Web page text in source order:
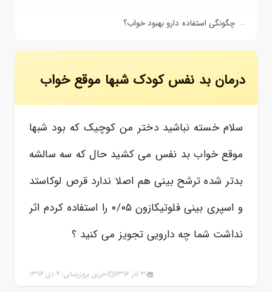
چگونگی استفاده دارو بهبود خواب؟
درمان بد نفس کودک شبها موقع خواب
سلام خسته نباشید دختر من کوچیک که بود شبها
موقع خواب بد نفس می کشید حال که سه سالشه
بدتر شده ترشح بینی هم اصلا ندارد قرص لوکاستد
و اسپری بینی فلوتیکازون ۰/۰۵ را استفاده کردم اثر
نداشت شما چه دارویی تجویز می کنید ؟
30 آذر 1396 آخرین بروزرسانی: 2 دی 1396